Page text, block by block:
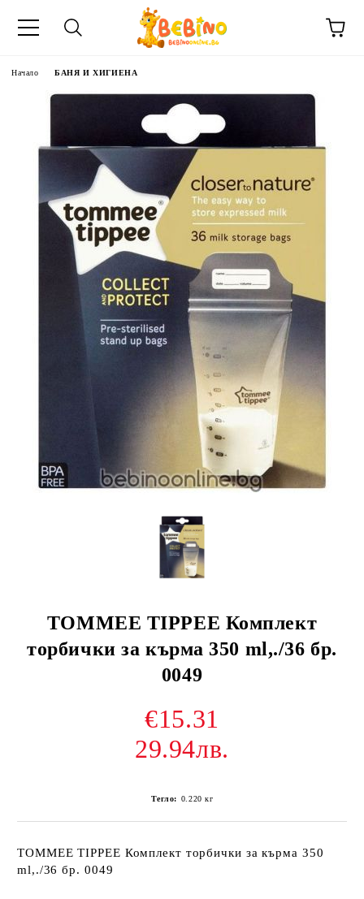
Начало БАНЯ И ХИГИЕНА
TOMMEE TIPPEE Комплект
торбички за кърма 350 ml,./36 бр.
0049
€15.31
29.94лв.
Тегло: 0.220 кг
TOMMEE TIPPEE Комплект торбички за кърма 350
ml,./36 бр. 0049